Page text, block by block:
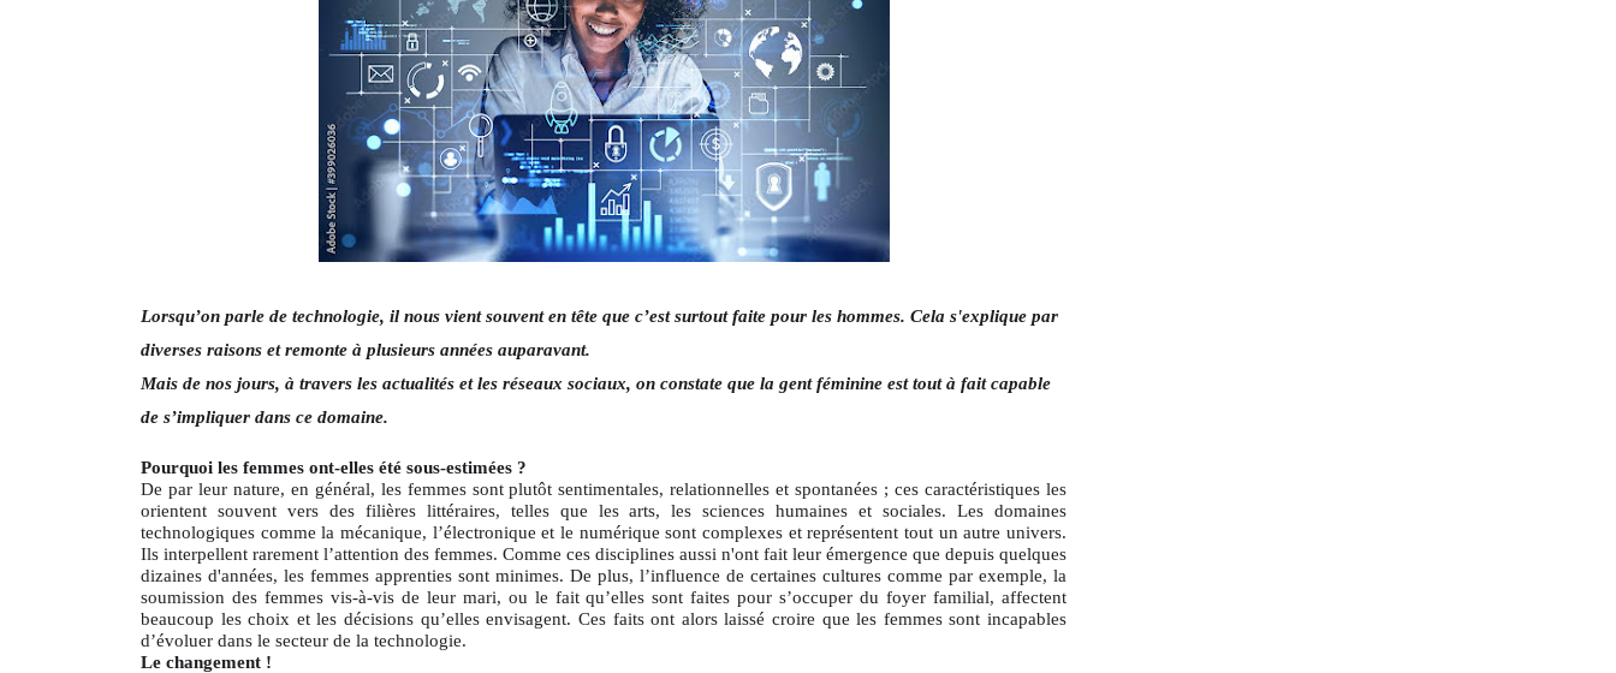
Lorsqu’on parle de technologie, il nous vient souvent en tête que c’est surtout faite pour les hommes. Cela s'explique par
diverses raisons et remonte à plusieurs années auparavant.
Mais de nos jours, à travers les actualités et les réseaux sociaux, on constate que la gent féminine est tout à fait capable
de s’impliquer dans ce domaine.
Pourquoi les femmes ont-elles été sous-estimées ?
De par leur nature, en général, les femmes sont plutôt sentimentales, relationnelles et spontanées ; ces caractéristiques les
orientent souvent vers des filières littéraires, telles que les arts, les sciences humaines et sociales. Les domaines
technologiques comme la mécanique, l’électronique et le numérique sont complexes et représentent tout un autre univers.
Ils interpellent rarement l’attention des femmes. Comme ces disciplines aussi n'ont fait leur émergence que depuis quelques
dizaines d'années, les femmes apprenties sont minimes. De plus, l’influence de certaines cultures comme par exemple, la
soumission des femmes vis-à-vis de leur mari, ou le fait qu’elles sont faites pour s’occuper du foyer familial, affectent
beaucoup les choix et les décisions qu’elles envisagent. Ces faits ont alors laissé croire que les femmes sont incapables
d’évoluer dans le secteur de la technologie.
Le changement !